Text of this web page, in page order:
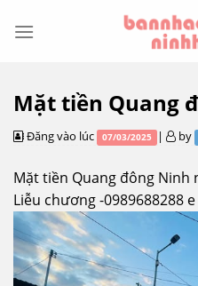
Mặt tiền Quang
Đăng vào lúc 07/03/2025 | by
Mặt tiền Quang đông Ninh
Liễu chương -0989688288